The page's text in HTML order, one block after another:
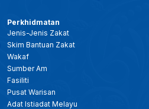
Perkhidmatan
Jenis-Jenis Zakat
Skim Bantuan Zakat
Wakaf
Sumber Am
Fasiliti
Pusat Warisan
Adat Istiadat Melayu